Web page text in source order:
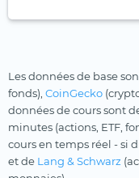
Les données de base
fonds), CoinGecko
données de cours sont
minutes (actions, ETF,
cours en temps réel - si
et de Lang & Schwarz